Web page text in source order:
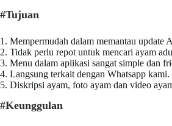
#Tujuan
1. Mempermudah dalam memantau update
2. Tidak perlu repot untuk mencari ayam
3. Menu dalam aplikasi sangat simple dan
4. Langsung terkait dengan Whatsapp kami.
5. Diskripsi ayam, foto ayam dan video
#Keunggulan